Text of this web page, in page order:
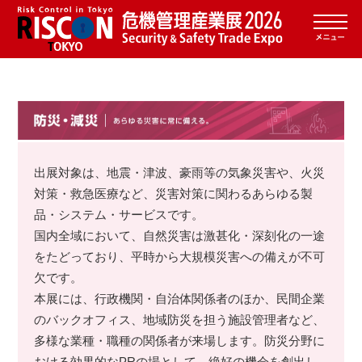
出展対象は、地震・津波、豪雨等の気象災害や、火災
対策・救急医療など、災害対策に関わるあらゆる製
品・システム・サービスです。
国内全域において、自然災害は激甚化・深刻化の一途
をたどっており、平時から大規模災害への備えが不可
欠です。
本展には、行政機関・自治体関係者のほか、民間企業
のバックオフィス、地域防災を担う施設管理者など、
多様な業種・職種の関係者が来場します。防災分野に